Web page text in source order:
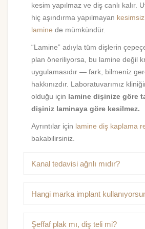
kesim yapılmaz ve diş canlı kalır.
hiç aşındırma yapılmayan
lamine de mümkündür.
“Lamine” adıyla tüm dişlerin
plan öneriliyorsa, bu lamine değil
uygulamasıdır — fark, bilmeniz
hakkınızdır. Laboratuvarımız
olduğu için lamine dişinize göre
dişiniz laminaya göre kesilmez.
Ayrıntılar için lamine diş kaplama
bakabilirsiniz.
Kanal tedavisi ağrılı mıdır?
Hangi marka implant
Şeffaf plak mı, diş teli mi?